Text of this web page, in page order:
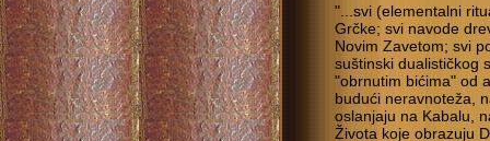
"...svi (elementalni
Grčke; svi navode
Novim Zavetom; svi
suštinski dualističkog
"obrnutim bićima" od
budući neravnoteža,
oslanjaju na Kabalu,
Života koje obrazuju